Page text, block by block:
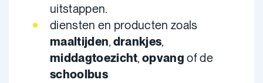
uitstappen.
diensten en producten zoals
maaltijden, drankjes,
middagtoezicht,opvang of de
schoolbus